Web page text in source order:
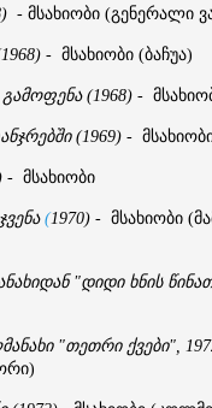
- მსახიობი (გენერალი
- მსახიობი (ბაჩუა)
გამოფენა(1968) -
(1969) -
- მსახიობი
(1970) - მსახიობი (
"დიდი ხნის
"თეთრი ქვები",
)